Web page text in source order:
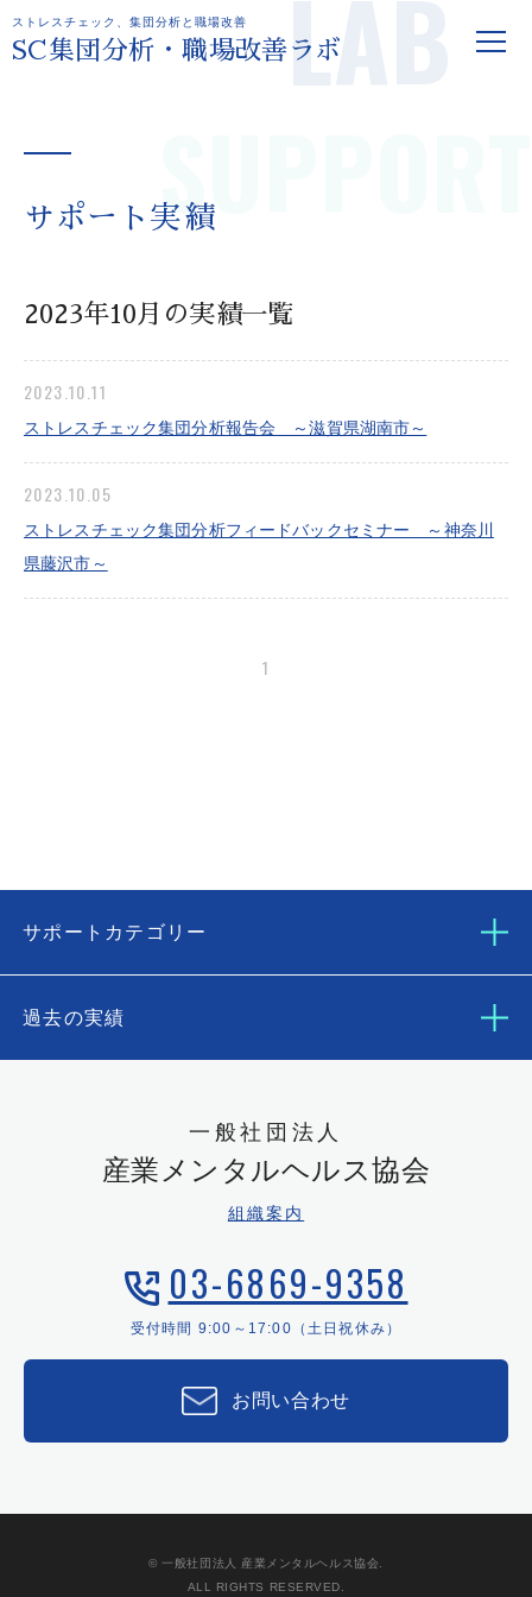
ストレスチェック、集団分析と職場改善
SC集団分析・職場改善ラボ
LAB
サポート実績SUPPORT
2023年10月の実績一覧
2023.10.11
ストレスチェック集団分析報告会 ～滋賀県湖南市～
2023.10.05
ストレスチェック集団分析フィードバックセミナー ～神奈川
県藤沢市～
1
サポートカテゴリー
過去の実績
一般社団法人
産業メンタルヘルス協会
組織案内
03-6869-9358
受付時間 9:00～17:00（土日祝休み）
お問い合わせ
© 一般社団法人 産業メンタルヘルス協会.
ALL RIGHTS RESERVED.